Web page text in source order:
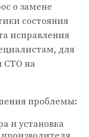
о замене
состояния
исправления
для
СТО на
проблемы:
и установка